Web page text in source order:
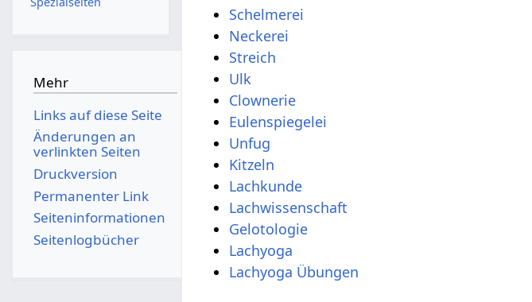
Schelmerei
Neckerei
Streich
Ulk
Clownerie
Eulenspiegelei
Unfug
Kitzeln
Lachkunde
Lachwissenschaft
Gelotologie
Lachyoga
Lachyoga Übungen
Mehr
Links auf diese Seite
Änderungen an
verlinkten Seiten
Druckversion
Permanenter Link
Seiten­­informationen
Seitenlogbücher